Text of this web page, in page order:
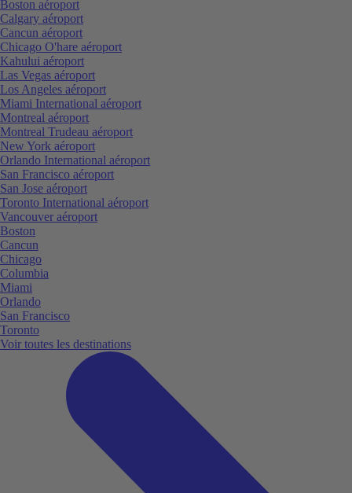
Boston aéroport
Calgary aéroport
Cancun aéroport
Chicago O'hare aéroport
Kahului aéroport
Las Vegas aéroport
Los Angeles aéroport
Miami International aéroport
Montreal aéroport
Montreal Trudeau aéroport
New York aéroport
Orlando International aéroport
San Francisco aéroport
San Jose aéroport
Toronto International aéroport
Vancouver aéroport
Boston
Cancun
Chicago
Columbia
Miami
Orlando
San Francisco
Toronto
Voir toutes les destinations